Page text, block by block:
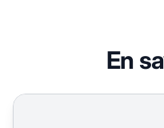
En
Vérificateur et Validateur